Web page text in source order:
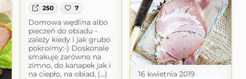
250 7
Domowa wędlina albo
pieczeń do obiadu -
zależy kiedy i jak grubo
pokroimy:-) Doskonale
smakuje zarówno na
zimno, do kanapek jak i
na ciepło, na obiad, (...)
16 kwietnia 2019